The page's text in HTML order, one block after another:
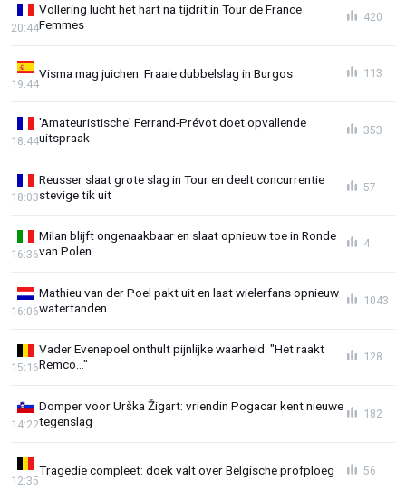
Vollering lucht het hart na tijdrit in Tour de France
Femmes
20:44
420
Visma mag juichen: Fraaie dubbelslag in Burgos
19:44
113
'Amateuristische' Ferrand-Prévot doet opvallende
uitspraak
18:44
353
Reusser slaat grote slag in Tour en deelt concurrentie
stevige tik uit
18:03
57
Milan blijft ongenaakbaar en slaat opnieuw toe in Ronde
van Polen
16:36
4
Mathieu van der Poel pakt uit en laat wielerfans opnieuw
watertanden
16:06
1043
Vader Evenepoel onthult pijnlijke waarheid: "Het raakt
Remco..."
15:16
128
Domper voor Urška Žigart: vriendin Pogacar kent nieuwe
tegenslag
14:22
182
Tragedie compleet: doek valt over Belgische profploeg
12:35
56